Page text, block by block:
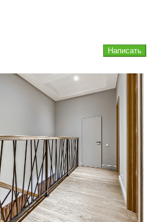
Написать